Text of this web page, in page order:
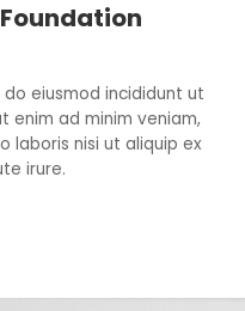
eiusmod incididunt ut
enim ad minim veniam,
laboris nisi ut aliquip ex
irure.